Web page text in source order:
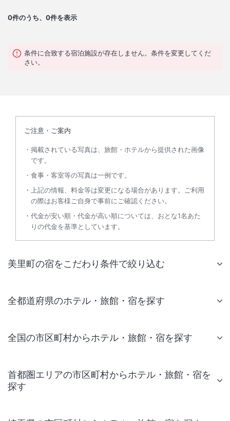
0件のうち、0件を表示
条件に合致する宿泊施設が存在しません。条件を変更してくだ
さい。
ご注意・ご案内
掲載されている写真は、旅館・ホテルから提供された画像
です。
食事・客室等の写真は一例です。
上記の情報、料金等は変更になる場合があります。ご利用
の際はお客様ご自身で事前にご確認ください。
代金が安い順・代金が高い順については、おとな1名あた
りの代金を基準としています。
美里町の宿をこだわり条件で絞り込む
全都道府県のホテル・旅館・宿を探す
全国の市区町村からホテル・旅館・宿を探す
首都圏エリアの市区町村からホテル・旅館・宿を
探す